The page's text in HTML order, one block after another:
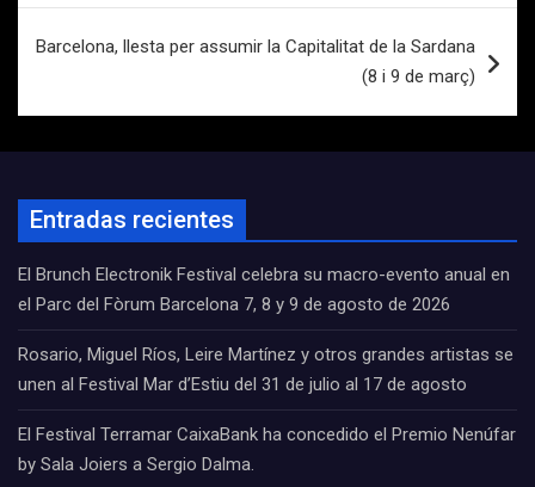
Barcelona, llesta per assumir la Capitalitat de la Sardana
(8 i 9 de març)
Entradas recientes
El Brunch Electronik Festival celebra su macro-evento anual en
el Parc del Fòrum Barcelona 7, 8 y 9 de agosto de 2026
Rosario, Miguel Ríos, Leire Martínez y otros grandes artistas se
unen al Festival Mar d’Estiu del 31 de julio al 17 de agosto
El Festival Terramar CaixaBank ha concedido el Premio Nenúfar
by Sala Joiers a Sergio Dalma.